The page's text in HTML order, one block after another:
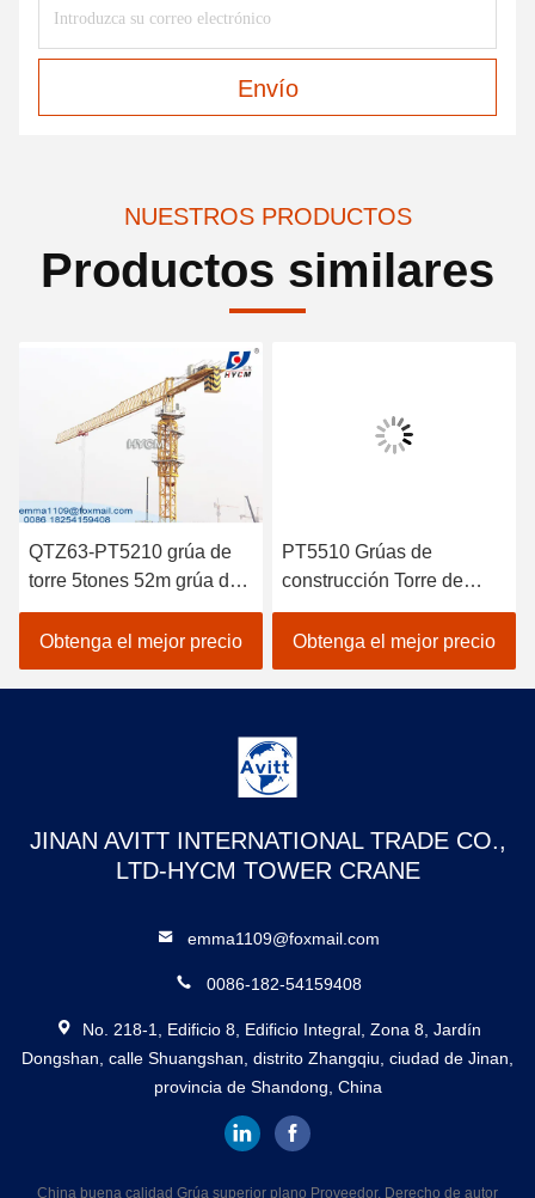
Envío
NUESTROS PRODUCTOS
Productos similares
QTZ63-PT5210 grúa de
torre 5tones 52m grúa de
construcción de
construcción
Obtenga el mejor precio
PT5510 Grúas de
construcción Torre de
torres superplanas
Especificaciones de grúas
de torre 6t
Obtenga el mejor precio
JINAN AVITT INTERNATIONAL TRADE CO.,
LTD-HYCM TOWER CRANE
emma1109@foxmail.com
0086-182-54159408
No. 218-1, Edificio 8, Edificio Integral, Zona 8, Jardín
Dongshan, calle Shuangshan, distrito Zhangqiu, ciudad de Jinan,
provincia de Shandong, China
China buena calidad Grúa superior plano Proveedor. Derecho de autor